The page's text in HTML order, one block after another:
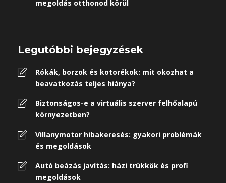
megoldás otthonod körül
Legutóbbi bejegyzések
Rókák, borzok és kotorékok: mit okozhat a
beavatkozás teljes hiánya?
Biztonságos-e a virtuális szerver felhőalapú
környezetben?
Villanymotor hibakeresés: gyakori problémák
és megoldások
Autó beázás javítás: házi trükkök és profi
megoldások